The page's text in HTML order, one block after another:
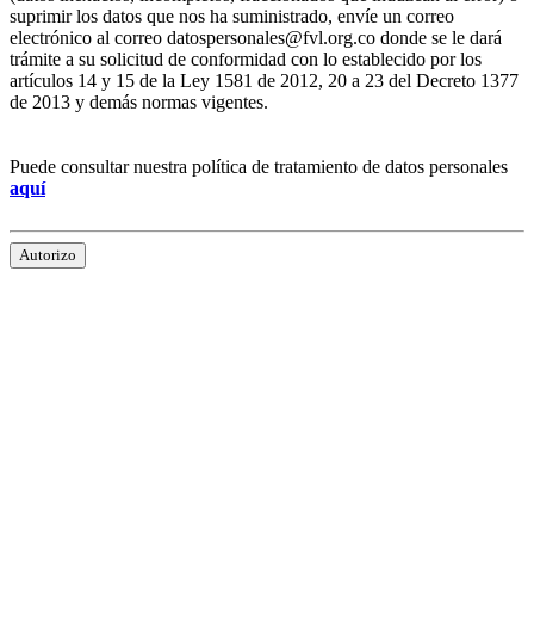
suprimir los datos que nos ha suministrado, envíe un correo
electrónico al correo datospersonales@fvl.org.co donde se le dará
trámite a su solicitud de conformidad con lo establecido por los
artículos 14 y 15 de la Ley 1581 de 2012, 20 a 23 del Decreto 1377
de 2013 y demás normas vigentes.
Puede consultar nuestra política de tratamiento de datos personales
aquí
Autorizo